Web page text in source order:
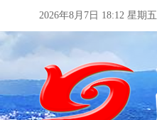
2026年8月7日 18:12 星期五